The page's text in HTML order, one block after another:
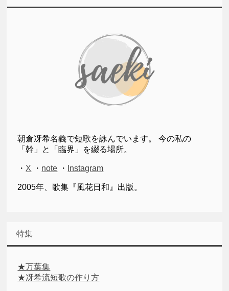
朝倉冴希名義で短歌を詠んでいます。 今の私の
「幹」と「臨界」を綴る場所。
・ X ・ note ・ Instagram
2005年、歌集『風花日和』出版。
特集
★万葉集
★冴希流短歌の作り方